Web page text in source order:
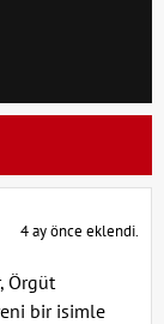
4 ay önce eklendi.
Örgüt
bir isimle